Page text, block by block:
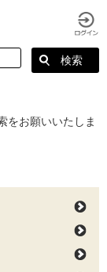
をお願いいたしま